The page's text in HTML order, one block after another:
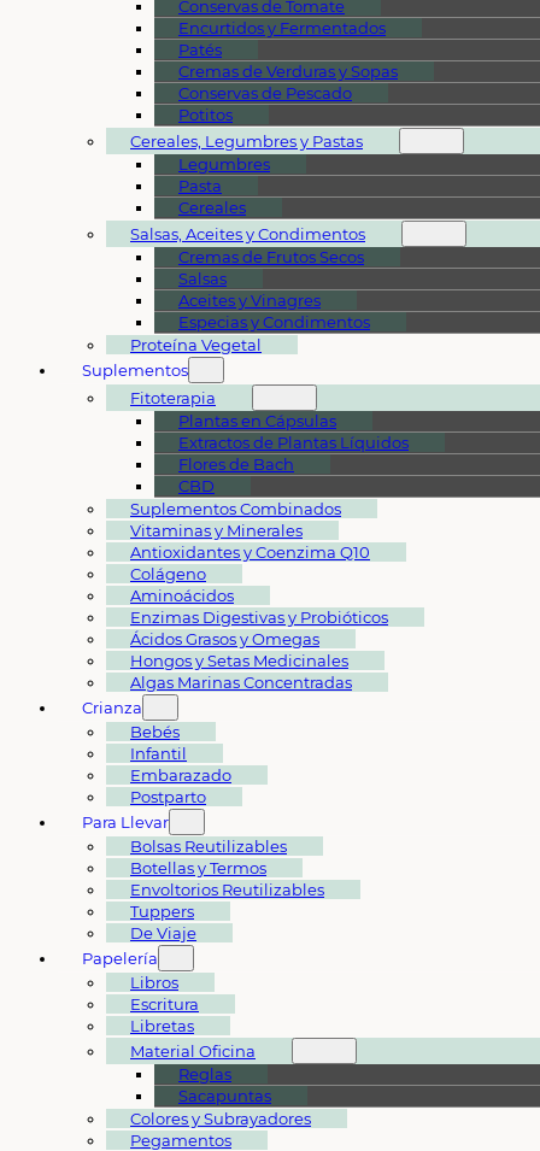
Conservas de Tomate
Encurtidos y Fermentados
Patés
Cremas de Verduras y Sopas
Conservas de Pescado
Potitos
Cereales, Legumbres y Pastas
Legumbres
Pasta
Cereales
Salsas, Aceites y Condimentos
Cremas de Frutos Secos
Salsas
Aceites y Vinagres
Especias y Condimentos
Proteína Vegetal
Suplementos
Fitoterapia
Plantas en Cápsulas
Extractos de Plantas Líquidos
Flores de Bach
CBD
Suplementos Combinados
Vitaminas y Minerales
Antioxidantes y Coenzima Q10
Colágeno
Aminoácidos
Enzimas Digestivas y Probióticos
Ácidos Grasos y Omegas
Hongos y Setas Medicinales
Algas Marinas Concentradas
Crianza
Bebés
Infantil
Embarazado
Postparto
Para Llevar
Bolsas Reutilizables
Botellas y Termos
Envoltorios Reutilizables
Tuppers
De Viaje
Papelería
Libros
Escritura
Libretas
Material Oficina
Reglas
Sacapuntas
Colores y Subrayadores
Pegamentos